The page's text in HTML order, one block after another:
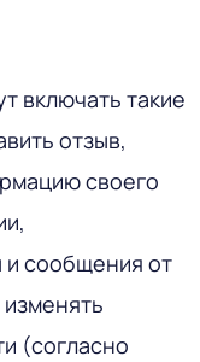
включать такие
отзыв,
своего
и сообщения от
(согласно